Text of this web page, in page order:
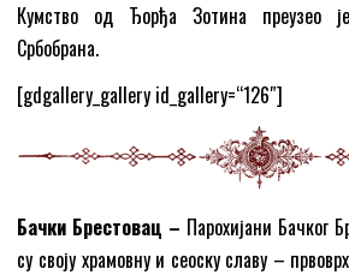
Кумство од Ђорђа Зотина преузео
Србобрана.
[gdgallery_gallery id_gallery=“126″]
Бачки Брестовац – Парохијани Бачког
су своју храмовну и сеоску славу –